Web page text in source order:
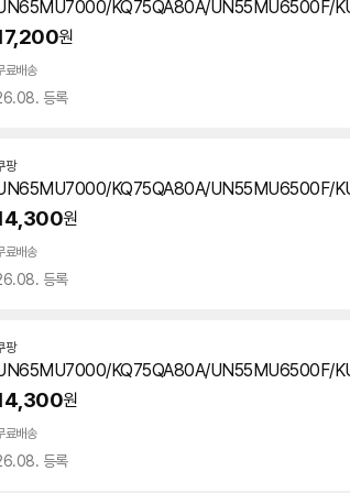
KQ75QA80A/UN55MU6500F/
원
료배송
등록
팡
KQ75QA80A/UN55MU6500F/
원
료배송
등록
팡
KQ75QA80A/UN55MU6500F/
원
료배송
등록